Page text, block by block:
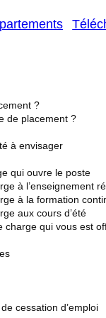
?
de placement ?
à envisager
qui ouvre le poste
à l’enseignement
à la formation
aux cours d’été
charge qui vous est
cessation d’emploi